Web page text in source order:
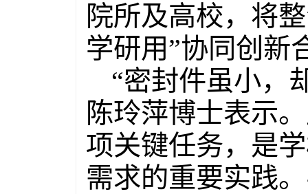
院所及高校，将
学研用”协同创新
“密封件虽小，
陈玲萍博士表示
项关键任务，是
需求的重要实践